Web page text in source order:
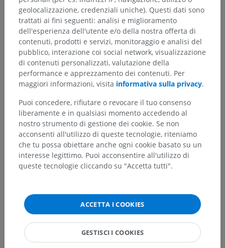
rotondo(C5-C7),muscolo dentato
anteriore(C5-C7), parte clavicolare (C5,
C6) delmuscolo grande pettorale,
muscolo succlavio(C5, C6),muscolo
coracobrachiale(C5-C7),bicipite brachiale
(C5, C6) emuscolo brachiale(C5, C6),
muscolo brachiodorsale(C5, C6).
Diaframma ,muscolo scaleno anteriore
muscolo scaleno posteriore(C5-C7),lungo
del collo(sua porzione inferiore).
La traduzione è incorretta? SEGNALA
Bibliografia
Seichi A, Kimura A, Higashi T, Endo T, Kojima M, Inoue H, Hoshino Y.
cervical laminoplasty. Spine (Phila Pa 1976). 2012 Dec 15;37(26):E1603-
geolocalizzazione, credenziali uniche). Questi dati sono
trattati ai fini seguenti: analisi e miglioramento
dell'esperienza dell'utente e/o della nostra offerta di
contenuti, prodotti e servizi, monitoraggio e analisi del
pubblico, interazione coi social network, visualizzazione
di contenuti personalizzati, valutazione della
performance e apprezzamento dei contenuti. Per
maggiori informazioni, visita informativa sulla privacy.
Puoi concedere, rifiutare o revocare il tuo consenso
liberamente e in qualsiasi momento accedendo al
nostro strumento di gestione dei cookie. Se non
acconsenti all'utilizzo di queste tecnologie, riteniamo
che tu possa obiettare anche ogni cookie basato su un
interesse legittimo. Puoi acconsentire all'utilizzo di
queste tecnologie cliccando su "Accetta tutti".
ACCETTA I COOKIES
GESTISCI I COOKIES